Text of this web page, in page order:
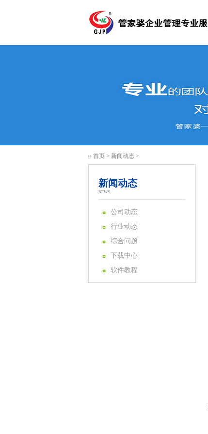
首页 > 新闻动态 >
新闻动态
NEWS
公司动态
行业动态
综合问题
下载中心
软件教程